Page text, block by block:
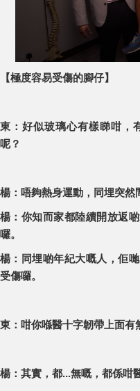
【極度容易受傷的腳仔】
東：好似玻璃心有樣睇咁，
呢？
楊：唔夠熱身運動，同埋突然
楊：你知而家都陸續開放返
囉。
楊：同埋啲年紀大嘅人，佢
受傷囉。
東：咁你喺醫十字韌帶上面有
楊：其實，都...無嘅，都係咁